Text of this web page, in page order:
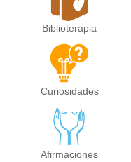
Biblioterapia
Curiosidades
Afirmaciones